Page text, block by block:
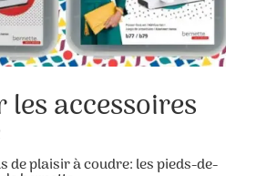
accessoires
de plaisir à coudre: les pieds-de-